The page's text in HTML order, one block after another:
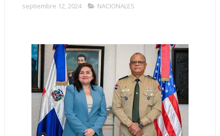
septiembre 12, 2024 NACIONALES